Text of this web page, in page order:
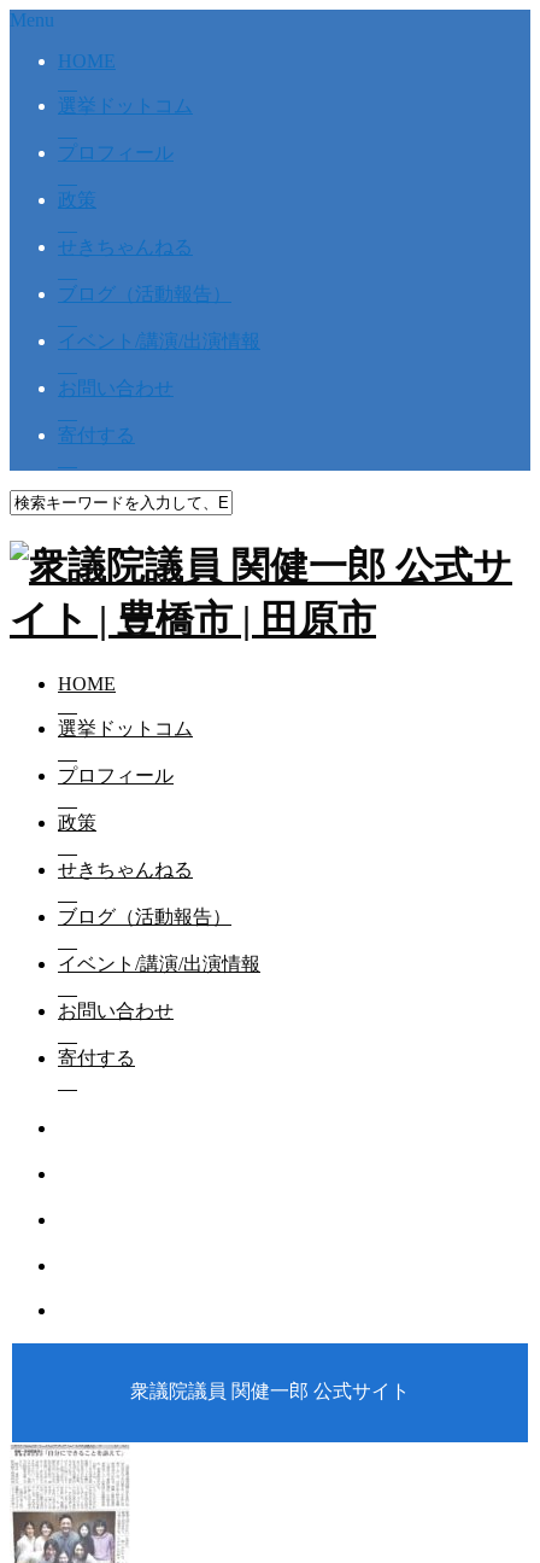
Menu
HOME
選挙ドットコム
プロフィール
政策
せきちゃんねる
ブログ（活動報告）
イベント/講演/出演情報
お問い合わせ
寄付する
HOME
選挙ドットコム
プロフィール
政策
せきちゃんねる
ブログ（活動報告）
イベント/講演/出演情報
お問い合わせ
寄付する
衆議院議員 関健一郎 公式サイト